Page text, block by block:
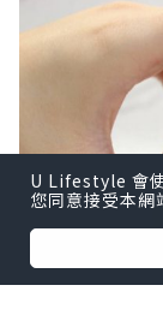
U Lifestyle 會
您同意接受本網